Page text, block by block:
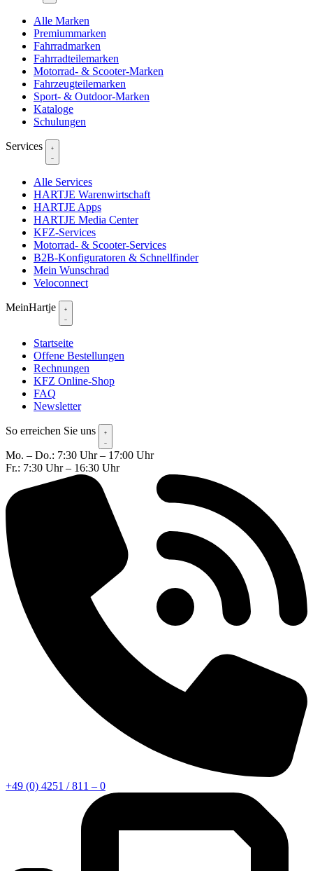
Alle Marken
Premiummarken
Fahrradmarken
Fahrradteilemarken
Motorrad- & Scooter-Marken
Fahrzeugteilemarken
Sport- & Outdoor-Marken
Kataloge
Schulungen
Services
Alle Services
HARTJE Warenwirtschaft
HARTJE Apps
HARTJE Media Center
KFZ-Services
Motorrad- & Scooter-Services
B2B-Konfiguratoren & Schnellfinder
Mein Wunschrad
Veloconnect
MeinHartje
Startseite
Offene Bestellungen
Rechnungen
KFZ Online-Shop
FAQ
Newsletter
So erreichen Sie uns
Mo. – Do.: 7:30 Uhr – 17:00 Uhr
Fr.: 7:30 Uhr – 16:30 Uhr
+49 (0) 4251 / 811 – 0